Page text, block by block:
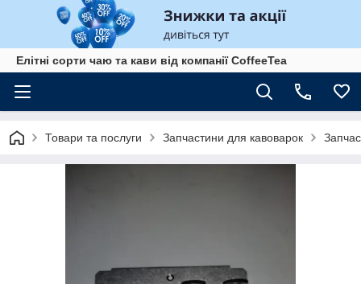
Елітні сорти чаю та кави від компанії CoffeeTea
Товари та послуги Запчастини для кавоварок